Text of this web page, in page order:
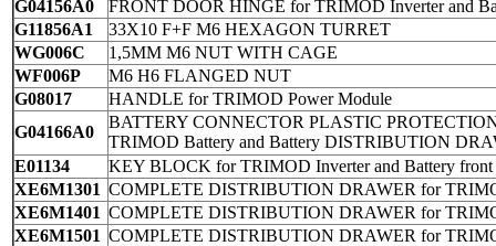
G04156A0 FRONT DOOR HINGE forTRIMOD Inverterand
G11856A1
33X10 F+F M6 HEXAGON
WG006C
1,5MM M6 NUT WITH
WF006P
M6 H6 FLANGED
G08017
HANDLE forTRIMOD Power
G04166A0
BATTERY CONNECTOR PLASTIC
TRIMOD Battery and Battery DISTRIBUTION
E01134
KEY BLOCK forTRIMOD Inverterand Battery front
XE6M1301 COMPLETE DISTRIBUTION DRAWER for
XE6M1401 COMPLETE DISTRIBUTION DRAWER for
XE6M1501 COMPLETE DISTRIBUTION DRAWER for